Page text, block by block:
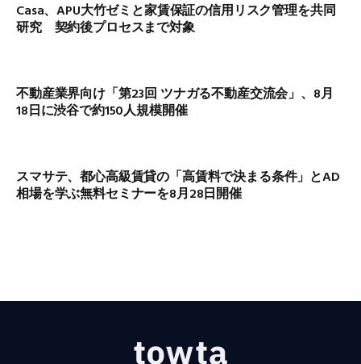
Casa、APU大竹ゼミと家賃保証の信用リスク管理を共同
研究 契約後プロセスまで対象
不動産業界向け「第23回 ツナガる不動産交流会」、8月
18日に渋谷で約150人規模開催
スマサテ、都心高級賃貸の「高賃料で決まる条件」とAD
相場を学ぶ無料セミナーを8月28日開催